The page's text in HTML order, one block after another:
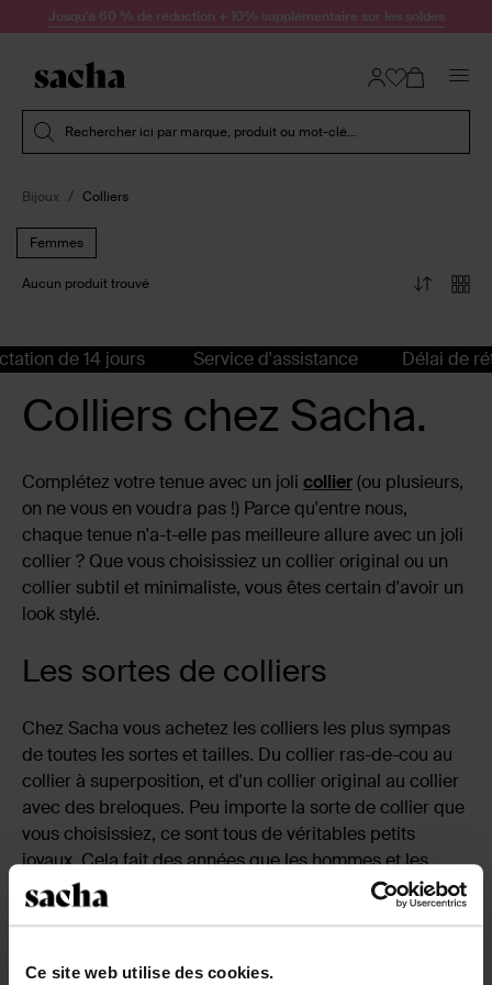
Ce site web utilise des cookies.
Passer au contenu
Jusqu'à 60 % de réduction + 10% supplémentaire sur les soldes
Rechercher ici par marque, produit ou mot-clé...
Bijoux Colliers
Femmes
Aucun produit trouvé
de 14 jours Service d'assistance Délai de
Colliers chez Sacha.
Complétez votre tenue avec un joli collier(ou plusieurs,
on ne vous en voudra pas !) Parce qu'entre nous,
chaque tenue n'a-t-elle pas meilleure allure avec un joli
collier ? Que vous choisissiez un collier original ou un
collier subtil et minimaliste, vous êtes certain d'avoir un
look stylé.
Les sortes de colliers
Chez Sacha vous achetez les colliers les plus sympas
de toutes les sortes et tailles. Du collier ras-de-cou au
collier à superposition, et d'un collier original au collier
avec des breloques. Peu importe la sorte de collier que
vous choisissiez, ce sont tous de véritables petits
joyaux. Cela fait des années que les hommes et les
femmes portent des colliers. Autrefois, le collier se
portait pour se différencier des autres cultures, mais
d'affirmation de soi.